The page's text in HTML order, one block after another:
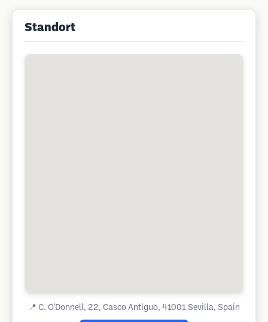
Standort
📍 C. O'Donnell, 22, Casco Antiguo, 41001 Sevilla, Spain